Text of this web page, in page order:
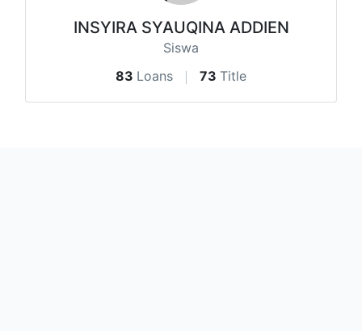
INSYIRA SYAUQINA ADDIEN
Siswa
83 Loans 73 Title